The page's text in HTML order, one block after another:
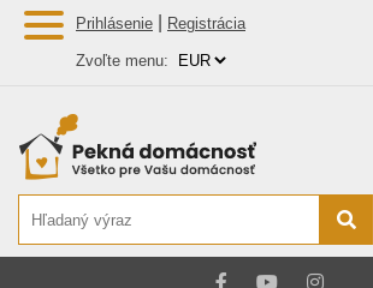
Prihlásenie Registrácia
Zvoľte menu: